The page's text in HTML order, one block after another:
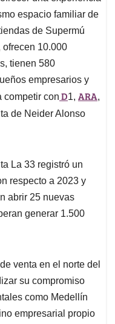
espacio familiar de
de Supermú
ofrecen 10.000
tienen 580
empresarios y
competir con D1, ARA,
de Neider Alonso
La 33 registró un
respecto a 2023 y
abrir 25 nuevas
generar 1.500
venta en el norte del
su compromiso
como Medellín
empresarial propio